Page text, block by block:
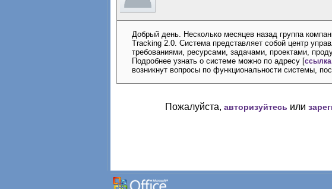
Добрый день. Несколько месяцев назад группа
Tracking 2.0. Система представляет собой центр
требованиями, ресурсами, задачами, проектами,
Подробнее узнать о системе можно по адресу [
возникнут вопросы по функциональности системы,
Пожалуйста, авторизуйтесь или